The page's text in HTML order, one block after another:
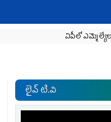
ఏపీలో ఎమ్మెల్యేల‌కే ర‌క్ష‌ణ క‌రువు
లైవ్ టి.వి